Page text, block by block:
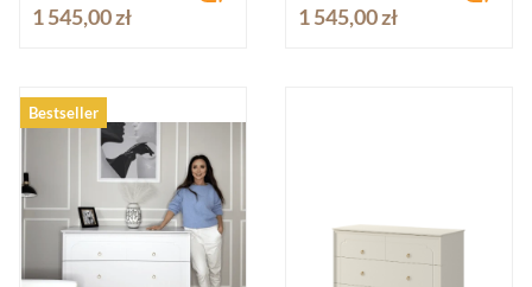
I 3-szufladowa
I biała
1 545,00 zł
I 3-szufladowa
I latte
1 545,00 zł
Bestseller